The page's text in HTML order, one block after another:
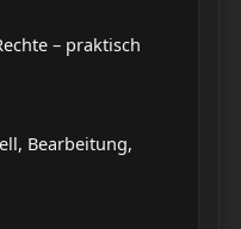
– praktisch
Bearbeitung,